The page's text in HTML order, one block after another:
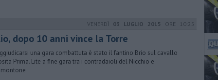
VENERDÌ 03 LUGLIO 2015 ORE 10:25
dopo 10 anni vince la Torre
una gara combattuta è stato il fantino Brio sul cavallo
Prima. Lite a fine gara tra i contradaioli del Nicchio e